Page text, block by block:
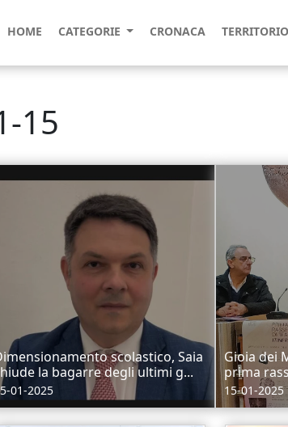
HOME CATEGORIE CRONACA TERRITORIO
15
scolastico, Saia
la bagarre degli ultimi g...
01-2025
Gioia dei
prima
15-01-2025